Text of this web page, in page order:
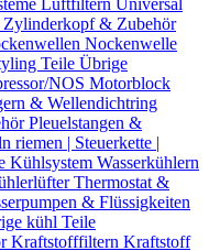
Luftfiltern Universal
Zylinderkopf & Zubehör
Nockenwelle
Teile Übrige
NOS Motorblock
& Wellendichtring
Pleuelstangen &
riemen | Steuerkette |
Kühlsystem Wasserkühlern
Thermostat &
& Flüssigkeiten
kühl Teile
Kraftstofffiltern Kraftstoff